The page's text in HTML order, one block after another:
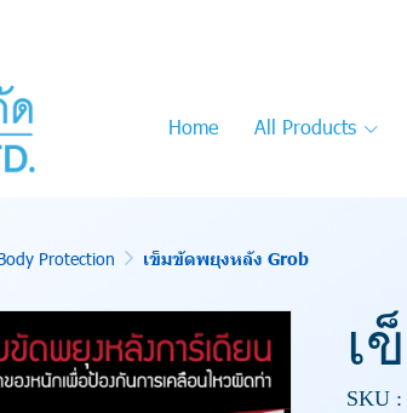
Home All Products
Protection เข็มขัดพยุงหลัง Grob
เ
SKU :